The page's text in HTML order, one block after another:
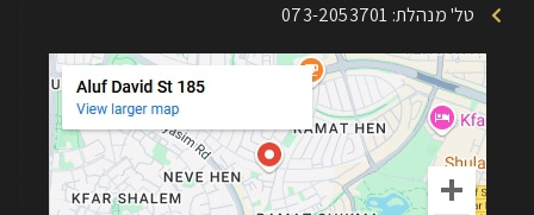
טל' מנהלת: 073-2053701